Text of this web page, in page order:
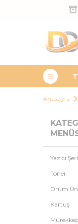
Anasayfa
Yazıcı
Toner
Drum
Kartuş